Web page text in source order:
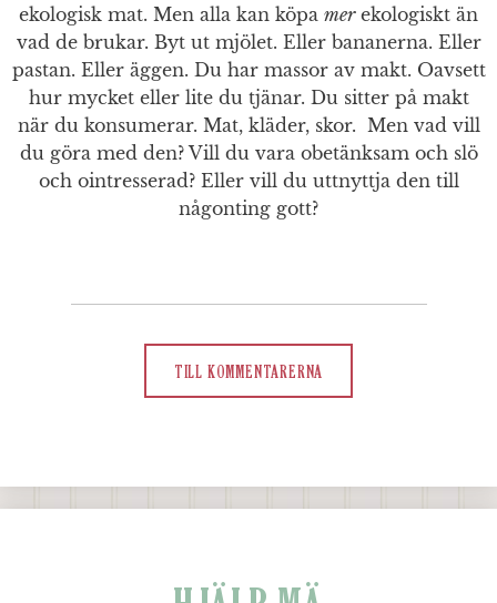
ekologisk mat. Men alla kan köpa merekologiskt än
vad de brukar. Byt ut mjölet. Eller bananerna. Eller
pastan. Eller äggen. Du har massor av makt. Oavsett
hur mycket eller lite du tjänar. Du sitter på makt
när du konsumerar. Mat, kläder, skor. Men vad vill
du göra med den? Vill du vara obetänksam och slö
och ointresserad? Eller vill du uttnyttja den till
någonting gott?
TILL KOMMENTARERNA